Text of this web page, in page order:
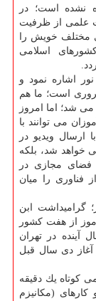
نشده است؛ در
علمی از ظرفیت
مختلف خویش را
اسلامی
اشاره نمود و
است؛ ما هم
شد؛ اما امروز
می توانند با
ارسال ویدیو در
خواهد شد، بلكه
فضای مجازی در
فناوری را میان
گرامیداشت ابن
از هفت كشور
آینده در تهران
آغاز دی سال قبل
كوتاه یك دقیقه
(مكانیزم